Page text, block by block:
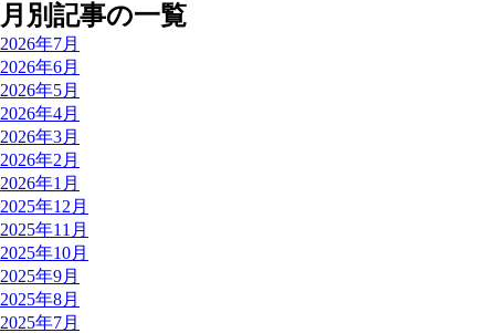
月別記事の一覧
2026年7月
2026年6月
2026年5月
2026年4月
2026年3月
2026年2月
2026年1月
2025年12月
2025年11月
2025年10月
2025年9月
2025年8月
2025年7月